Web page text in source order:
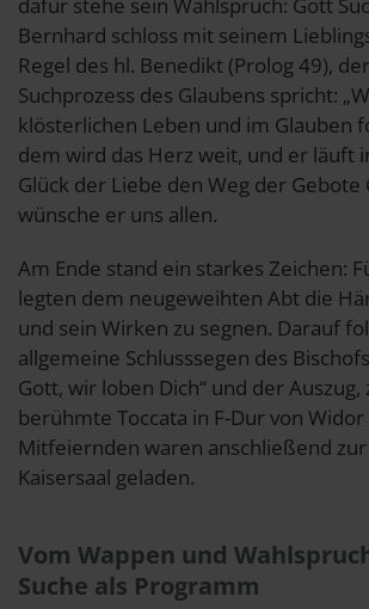
Bernhard schloss mit seinem
Regel des hl. Benedikt (Prolog 49),
Suchprozess des Glaubens spricht:
klösterlichen Leben und im Glauben
dem wird das Herz weit, und er läuft
Glück der Liebe den Weg der Gebote
wünsche er uns allen.
Am Ende stand ein starkes Zeichen:
legten dem neugeweihten Abt die
und sein Wirken zu segnen. Darauf
allgemeine Schlusssegen des
Gott, wir loben Dich“ und der Auszug,
berühmte Toccata in F-Dur von
Mitfeiernden waren anschließend
Kaisersaal geladen.
Vom Wappen und
Suche als Programm